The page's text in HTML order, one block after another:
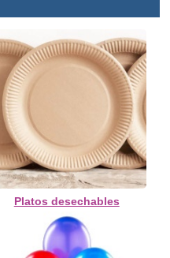
Platos desechables